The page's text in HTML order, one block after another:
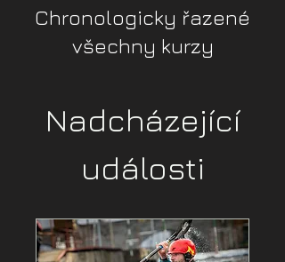
Chronologicky řazené
všechny kurzy
Nadcházející
události